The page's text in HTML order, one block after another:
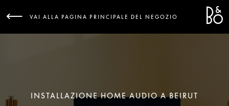
VAI ALLA PAGINA PRINCIPALE DEL NEGOZIO
INSTALLAZIONE HOME AUDIO A BEIRUT